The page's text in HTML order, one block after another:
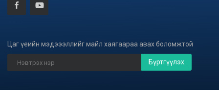
Цаг үеийн мэдэээллийг майл хаягаараа авах боломжтой
Бүртгүүлэх